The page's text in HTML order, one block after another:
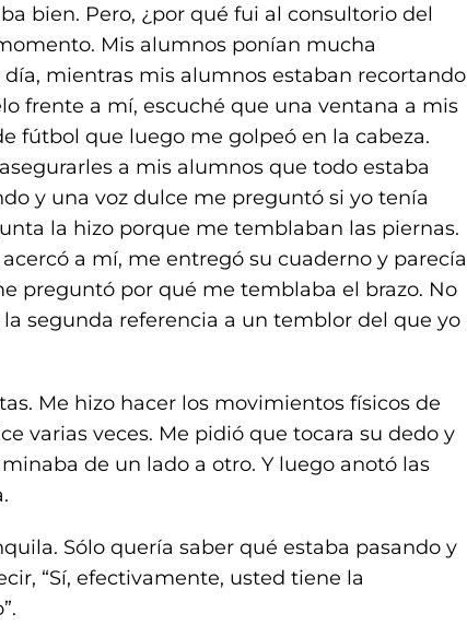
bien. Pero, ¿por qué fui al consultorio del
Mis alumnos ponían mucha
mientras mis alumnos estaban recortando
frente a mí, escuché que una ventana a mis
fútbol que luego me golpeó en la cabeza.
a mis alumnos que todo estaba
y una voz dulce me preguntó si yo tenía
la hizo porque me temblaban las piernas.
a mí, me entregó su cuaderno y parecía
preguntó por qué me temblaba el brazo. No
segunda referencia a un temblor del que yo
Me hizo hacer los movimientos físicos de
varias veces. Me pidió que tocara su dedo y
de un lado a otro. Y luego anotó las
Sólo quería saber qué estaba pasando y
“Sí, efectivamente, usted tiene la